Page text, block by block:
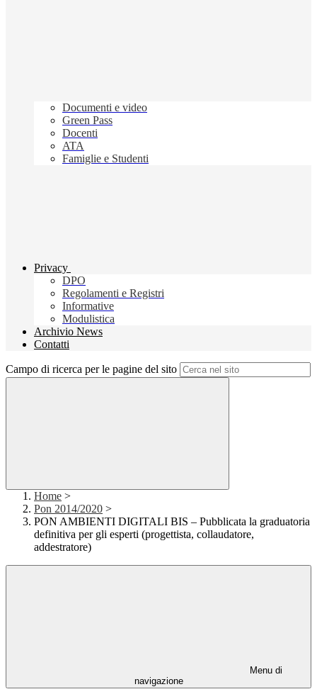
Documenti e video
Green Pass
Docenti
ATA
Famiglie e Studenti
Privacy
DPO
Regolamenti e Registri
Informative
Modulistica
Archivio News
Contatti
Campo di ricerca per le pagine del sito
Home >
Pon 2014/2020 >
PON AMBIENTI DIGITALI BIS – Pubblicata la graduatoria
definitiva per gli esperti (progettista, collaudatore,
addestratore)
Menu di
navigazione